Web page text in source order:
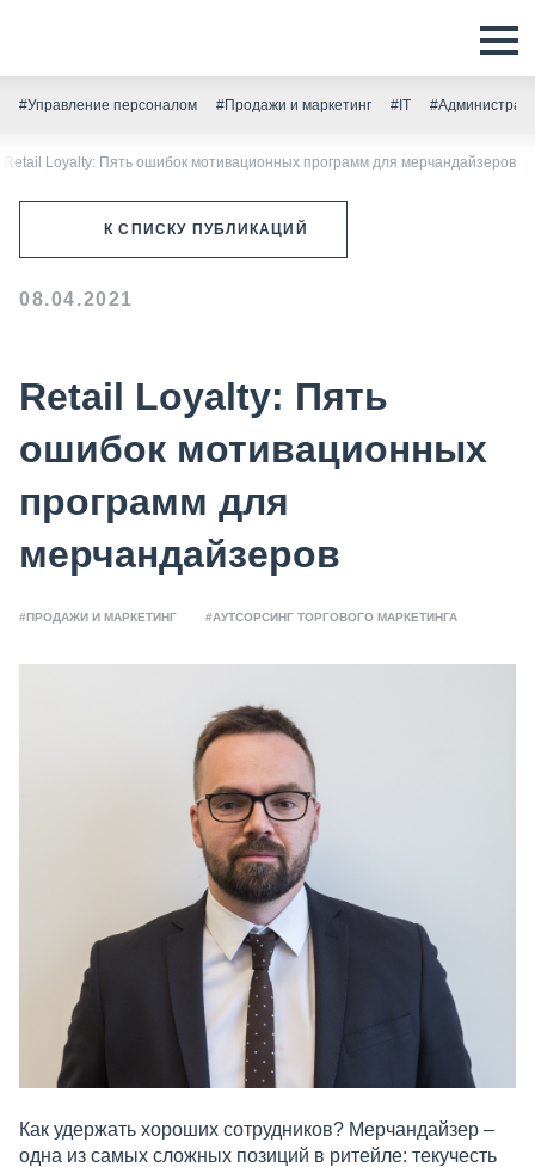
#Управление персоналом #Продажи и маркетинг #IT
Retail Loyalty: Пять ошибок мотивационных программ для мерчандайзеров
К СПИСКУ ПУБЛИКАЦИЙ
08.04.2021
Retail Loyalty: Пять
ошибок мотивационных
программ для
мерчандайзеров
#ПРОДАЖИ И МАРКЕТИНГ #АУТСОРСИНГ ТОРГОВОГО МАРКЕТИНГА
Как удержать хороших сотрудников? Мерчандайзер –
одна из самых сложных позиций в ритейле: текучесть